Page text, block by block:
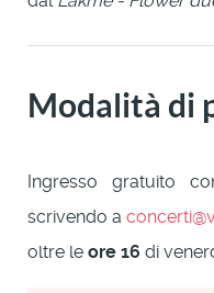
Modalità di
Ingresso gratuito
scrivendo a
oltre le ore 16 di